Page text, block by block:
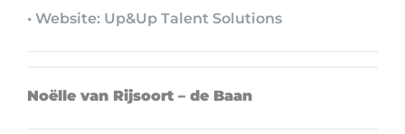
• Website: Up&Up Talent Solutions
Noëlle van Rijsoort – de Baan